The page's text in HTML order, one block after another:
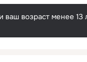
возраст менее